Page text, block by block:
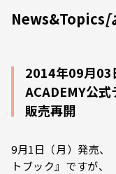
News&Topics[
2014年09月03
ACADEMY公式
販売再開
9月1日（月）発売、
トブック』ですが、